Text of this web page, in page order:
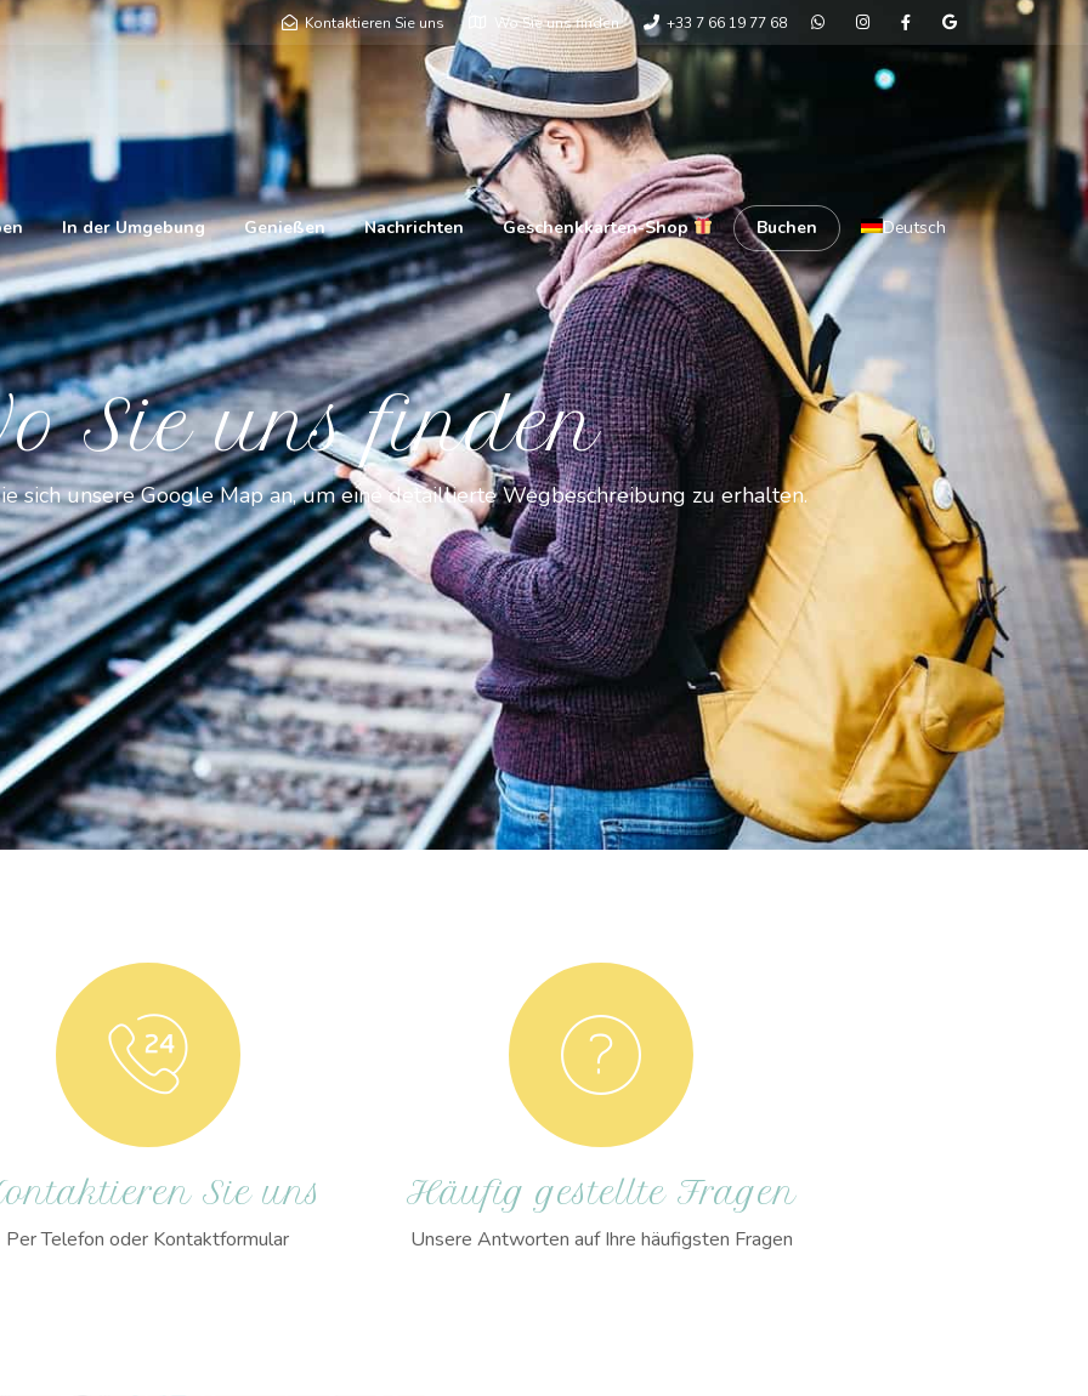
Kontaktieren Sie uns Wo Sie uns finden +33 7 66 19 77 68
In der Umgebung Genießen Nachrichten Geschenkkarten-Shop Buchen Deutsch
Sie uns finden
sich unsere Google Map an, um eine detaillierte Wegbeschreibung zu erhalten.
Sie uns
Per Telefon oder Kontaktformular
Häufig gestellte Fragen
Unsere Antworten auf Ihre häufigsten Fragen